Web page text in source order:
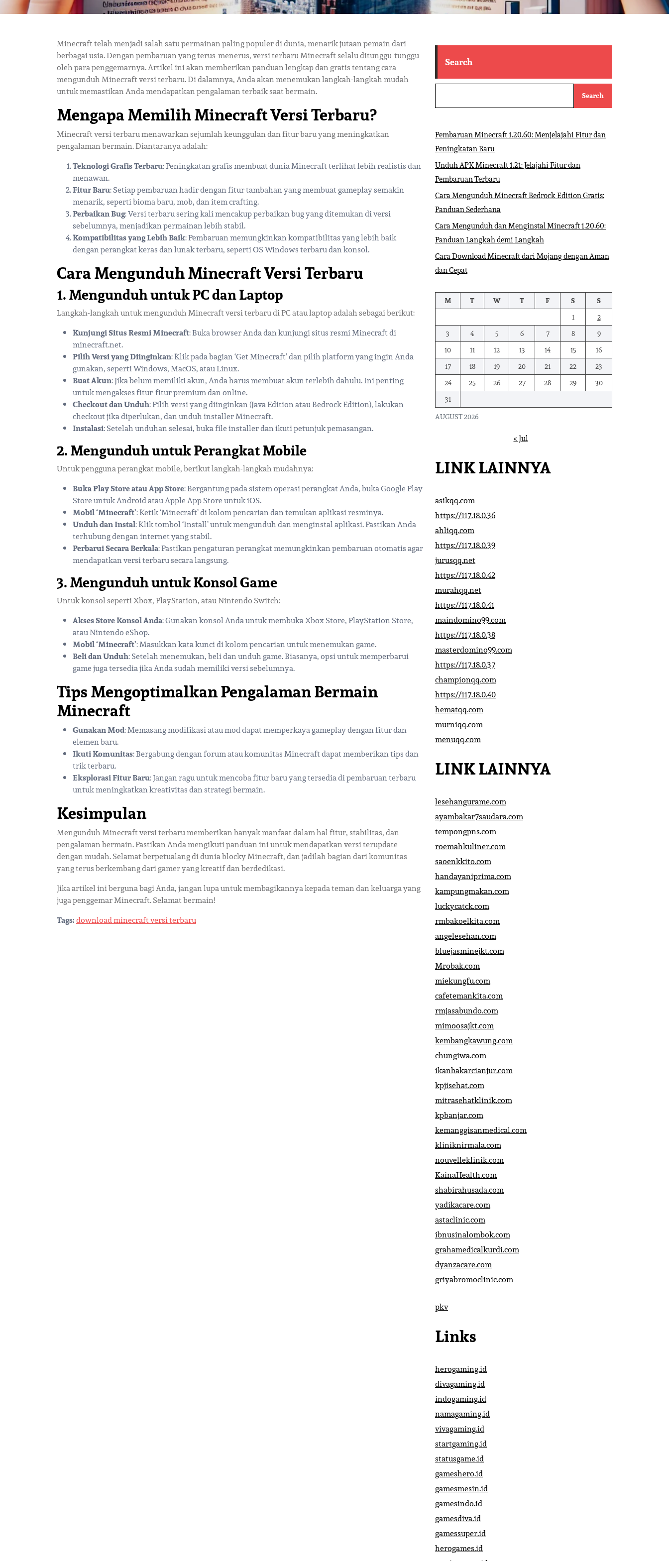
Minecraft telah menjadi salah satu permainan paling populer di dunia, menarik jutaan pemain dari
berbagai usia. Dengan pembaruan yang terus-menerus, versi terbaru Minecraft selalu ditunggu-tunggu
oleh para penggemarnya. Artikel ini akan memberikan panduan lengkap dan gratis tentang cara
mengunduh Minecraft versi terbaru. Di dalamnya, Anda akan menemukan langkah-langkah mudah
untuk memastikan Anda mendapatkan pengalaman terbaik saat bermain.
Mengapa Memilih Minecraft Versi Terbaru?
Minecraft versi terbaru menawarkan sejumlah keunggulan dan fitur baru yang meningkatkan
pengalaman bermain. Diantaranya adalah:
Teknologi Grafis Terbaru: Peningkatan grafis membuat dunia Minecraft terlihat lebih realistis dan
menawan.
Fitur Baru: Setiap pembaruan hadir dengan fitur tambahan yang membuat gameplay semakin
menarik, seperti bioma baru, mob, dan item crafting.
Perbaikan Bug: Versi terbaru sering kali mencakup perbaikan bug yang ditemukan di versi
sebelumnya, menjadikan permainan lebih stabil.
Kompatibilitas yang Lebih Baik: Pembaruan memungkinkan kompatibilitas yang lebih baik
dengan perangkat keras dan lunak terbaru, seperti OS Windows terbaru dan konsol.
Cara Mengunduh Minecraft Versi Terbaru
1.Mengunduh untuk PC dan Laptop
Langkah-langkah untuk mengunduh Minecraft versi terbaru di PC atau laptop adalah sebagai berikut:
Kunjungi Situs Resmi Minecraft: Buka browser Anda dan kunjungi situs resmi Minecraft di
minecraft.net.
Pilih Versi yang Diinginkan: Klik pada bagian ‘Get Minecraft’ dan pilih platform yang ingin Anda
gunakan, seperti Windows, MacOS, atau Linux.
Buat Akun: Jika belum memiliki akun, Anda harus membuat akun terlebih dahulu. Ini penting
untuk mengakses fitur-fitur premium dan online.
Checkout dan Unduh: Pilih versi yang diinginkan (Java Edition atau Bedrock Edition), lakukan
checkout jika diperlukan, dan unduh installer Minecraft.
Instalasi: Setelah unduhan selesai, buka file installer dan ikuti petunjuk pemasangan.
2.Mengunduh untuk Perangkat Mobile
Untuk pengguna perangkat mobile, berikut langkah-langkah mudahnya:
Buka Play Store atau App Store: Bergantung pada sistem operasi perangkat Anda, buka Google Play
Store untuk Android atau Apple App Store untuk iOS.
Mobil ‘Minecraft’: Ketik ‘Minecraft’ di kolom pencarian dan temukan aplikasi resminya.
Unduh dan Instal: Klik tombol ‘Install’ untuk mengunduh dan menginstal aplikasi. Pastikan Anda
terhubung dengan internet yang stabil.
Perbarui Secara Berkala: Pastikan pengaturan perangkat memungkinkan pembaruan otomatis agar
mendapatkan versi terbaru secara langsung.
3.Mengunduh untuk Konsol Game
Untuk konsol seperti Xbox, PlayStation, atau Nintendo Switch:
Akses Store Konsol Anda: Gunakan konsol Anda untuk membuka Xbox Store, PlayStation Store,
atau Nintendo eShop.
Mobil ‘Minecraft’: Masukkan kata kunci di kolom pencarian untuk menemukan game.
Beli dan Unduh: Setelah menemukan, beli dan unduh game. Biasanya, opsi untuk memperbarui
game juga tersedia jika Anda sudah memiliki versi sebelumnya.
Tips Mengoptimalkan Pengalaman Bermain
Minecraft
Gunakan Mod: Memasang modifikasi atau mod dapat memperkaya gameplay dengan fitur dan
elemen baru.
Ikuti Komunitas: Bergabung dengan forum atau komunitas Minecraft dapat memberikan tips dan
trik terbaru.
Eksplorasi Fitur Baru: Jangan ragu untuk mencoba fitur baru yang tersedia di pembaruan terbaru
untuk meningkatkan kreativitas dan strategi bermain.
Kesimpulan
Mengunduh Minecraft versi terbaru memberikan banyak manfaat dalam hal fitur, stabilitas, dan
pengalaman bermain. Pastikan Anda mengikuti panduan ini untuk mendapatkan versi terupdate
dengan mudah. Selamat berpetualang di dunia blocky Minecraft, dan jadilah bagian dari komunitas
yang terus berkembang dari gamer yang kreatif dan berdedikasi.
Jika artikel ini berguna bagi Anda, jangan lupa untuk membagikannya kepada teman dan keluarga yang
juga penggemar Minecraft. Selamat bermain!
Tags:download minecraft versi terbaru
Search
Search
Pembaruan Minecraft 1.20.60: Menjelajahi Fitur dan
Peningkatan Baru
Unduh APK Minecraft 1.21: Jelajahi Fitur dan
Pembaruan Terbaru
Cara Mengunduh Minecraft Bedrock Edition Gratis:
Panduan Sederhana
Cara Mengunduh dan Menginstal Minecraft 1.20.60:
Panduan Langkah demi Langkah
Cara Download Minecraft dari Mojang dengan Aman
dan Cepat
AUGUST 2026
M T W T F S
S
1
2
3
4 5 6 7 8
9
10
11 12 13 14 15
16
17
18 19 20 21 22
23
24
25 26 27 28 29
30
31
« Jul
LINK LAINNYA
asikqq.com
https://117.18.0.36
ahliqq.com
https://117.18.0.39
jurusqq.net
https://117.18.0.42
murahqq.net
https://117.18.0.41
maindomino99.com
https://117.18.0.38
masterdomino99.com
https://117.18.0.37
championqq.com
https://117.18.0.40
hematqq.com
murniqq.com
menuqq.com
LINK LAINNYA
lesehangurame.com
ayambakar7saudara.com
tempongpns.com
roemahkuliner.com
saoenkkito.com
handayaniprima.com
kampungmakan.com
luckycatck.com
rmbakoelkita.com
angelesehan.com
bluejasminejkt.com
Mrobak.com
miekungfu.com
cafetemankita.com
rmjasabundo.com
mimoosajkt.com
kembangkawung.com
chungiwa.com
ikanbakarcianjur.com
kpjisehat.com
mitrasehatklinik.com
kpbanjar.com
kemanggisanmedical.com
kliniknirmala.com
nouvelleklinik.com
KainaHealth.com
shabirahusada.com
yadikacare.com
astaclinic.com
ibnusinalombok.com
grahamedicalkurdi.com
dyanzacare.com
griyabromoclinic.com
pkv
Links
herogaming.id
divagaming.id
indogaming.id
namagaming.id
vivagaming.id
startgaming.id
statusgame.id
gameshero.id
gamesmesin.id
gamesindo.id
gamesdiva.id
gamessuper.id
herogames.id